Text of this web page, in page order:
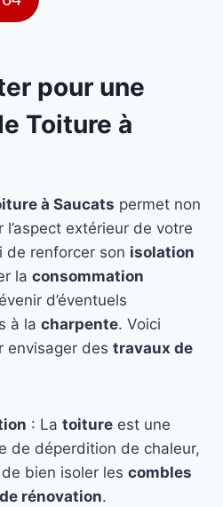
pour une
Toiture à
à Saucats permet non
l’aspect extérieur de votre
de renforcer son isolation
la consommation
d’éventuels
à la charpente. Voici
envisager des travaux de
: La toiture est une
de déperdition de chaleur,
de bien isoler les combles
rénovation.